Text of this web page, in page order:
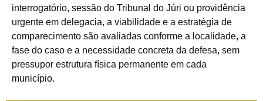
interrogatório, sessão do Tribunal do Júri ou providência
urgente em delegacia, a viabilidade e a estratégia de
comparecimento são avaliadas conforme a localidade, a
fase do caso e a necessidade concreta da defesa, sem
pressupor estrutura física permanente em cada
município.